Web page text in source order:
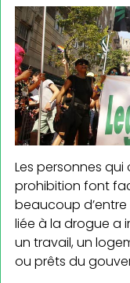
Les personnes
prohibition font
beaucoup
liée à la drogue a
un travail, un
ou prêts du